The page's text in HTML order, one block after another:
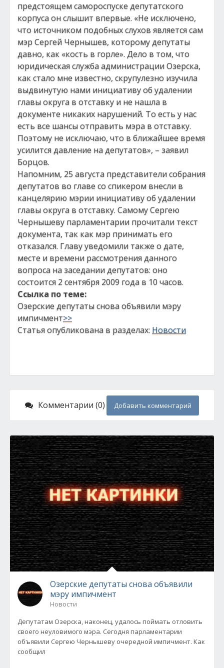
предстоящем самороспуске депутатского
корпуса он слышит впервые. «Не исключено,
что источником подобных слухов является сам
мэр Сергей Чернышев, которому депутаты
давно, как «кость в горле». Дело в том, что
юридическая служба администрации Озерска,
как стало мне известно, скрупулезно изучила
выдвинутую нами инициативу об удалении
главы округа в отставку и не нашла в
документе никаких нарушений. То есть у нас
есть все шансы отправить мэра в отставку.
Поэтому не исключаю, что в ближайшее время
усилится давление на депутатов», – заявил
Борцов.
Напомним, 25 августа представители собрания
депутатов во главе со спикером внесли в
канцелярию мэрии инициативу об удалении
главы округа в отставку. Самому Сергею
Чернышеву парламентарии прочитали текст
документа, так как мэр принимать его
отказался. Главу уведомили также о дате,
месте и времени рассмотрения данного
вопроса на заседании депутатов: оно
состоится 2 сентября 2009 года в 10 часов.
Ссылка по теме:
Озерские депутаты снова объявили мэру
импичмент>>
Статья опубликована в разделах: Новости
Комментарии (0) Добавить комментарий
Озерские депутаты снова объявили
мэру импичмент
Новости
Депутатам Озерска, наконец, удалось поймать отловить
своего неуловимого мэра. Сегодня парламентарии
объявили Сергею Чернышеву очередной импичмент. Как
сообщил